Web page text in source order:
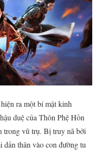
ra một bí mật kinh
duệ của Thôn Phệ Hồn
trong vũ trụ. Bị truy nã bởi
dấn thân vào con đường tu